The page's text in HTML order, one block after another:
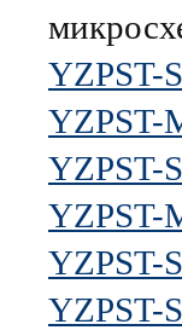
YZPST-
YZPST-
YZPST-
YZPST-
YZPST-
YZPST-